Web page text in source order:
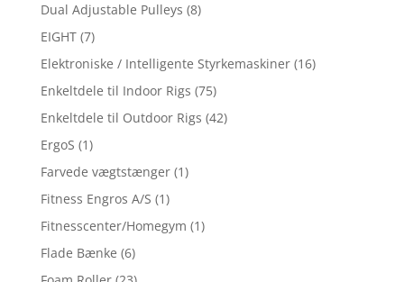
Dual Adjustable Pulleys (8)
EIGHT (7)
Elektroniske / Intelligente Styrkemaskiner (16)
Enkeltdele til Indoor Rigs (75)
Enkeltdele til Outdoor Rigs (42)
ErgoS (1)
Farvede vægtstænger (1)
Fitness Engros A/S (1)
Fitnesscenter/Homegym (1)
Flade Bænke (6)